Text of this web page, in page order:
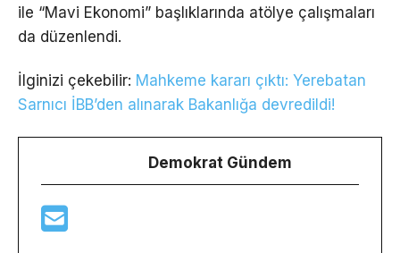
ile “Mavi Ekonomi” başlıklarında atölye çalışmaları
da düzenlendi.
İlginizi çekebilir: Mahkeme kararı çıktı: Yerebatan
Sarnıcı İBB’den alınarak Bakanlığa devredildi!
Demokrat Gündem